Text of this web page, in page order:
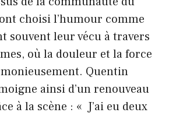
choisi l’humour comme
souvent leur vécu à travers
où la douleur et la force
Quentin
ainsi d’un renouveau
à la scène : « J’ai eu deux